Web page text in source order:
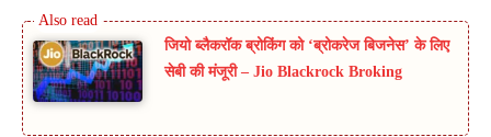
जियो ब्लैकरॉक ब्रोकिंग को ‘ब्रोकरेज बिजनेस’ के लिए
सेबी की मंजूरी – Jio Blackrock Broking